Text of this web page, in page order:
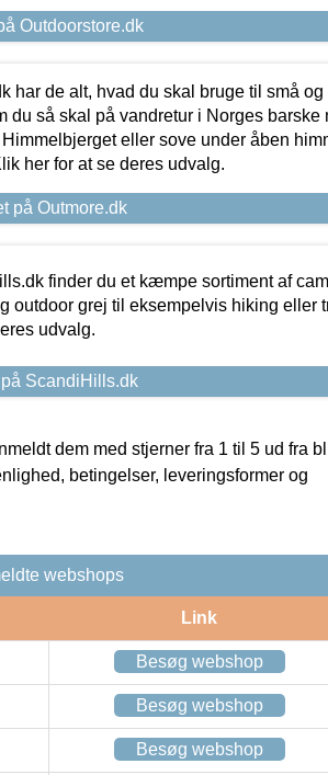
Outdoorstore.dk
har de alt, hvad du skal bruge til små
du så skal på vandretur i Norges barske
eller sove under åben
her for at se deres udvalg.
på Outmore.dk
finder du et kæmpe sortiment af
outdoor grej til eksempelvis hiking eller
udvalg.
ScandiHills.dk
dem med stjerner fra 1 til 5 ud fra
betingelser, leveringsformer og
webshops
Link
Besøg webshop
Besøg webshop
Besøg webshop